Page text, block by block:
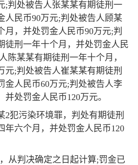
;判处被告人张某某有期徒刑一
人民币90万元;判处被告人顾某
月，并处罚金人民币90万元;判
徒刑一年十个月，并处罚金人民
陈某某有期徒刑一年十个月，
元;判处被告人崔某某有期徒刑
金人民币60万元;判处被告人李
处罚金人民币120万元。
2犯污染环境罪，判处有期徒刑
年六个月，并处罚金人民币120
从判决确定之日起计算;罚金已